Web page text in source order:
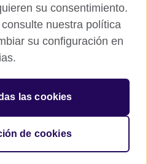
de uso
organisation for cultural
su consentimiento.
nuestra política
su configuración en
las cookies
de cookies